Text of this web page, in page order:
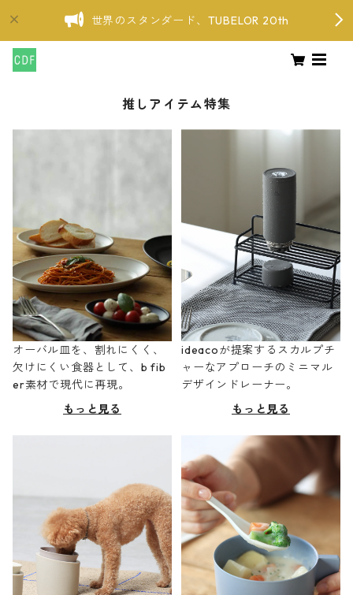
世界のスタンダード、TUBELOR 20th
推しアイテム特集
オーバル皿を、割れにくく、
欠けにくい食器として、b fib
er素材で現代に再現。
もっと見る
ideacoが提案するスカルプチ
ャーなアプローチのミニマル
デザインドレーナー。
もっと見る